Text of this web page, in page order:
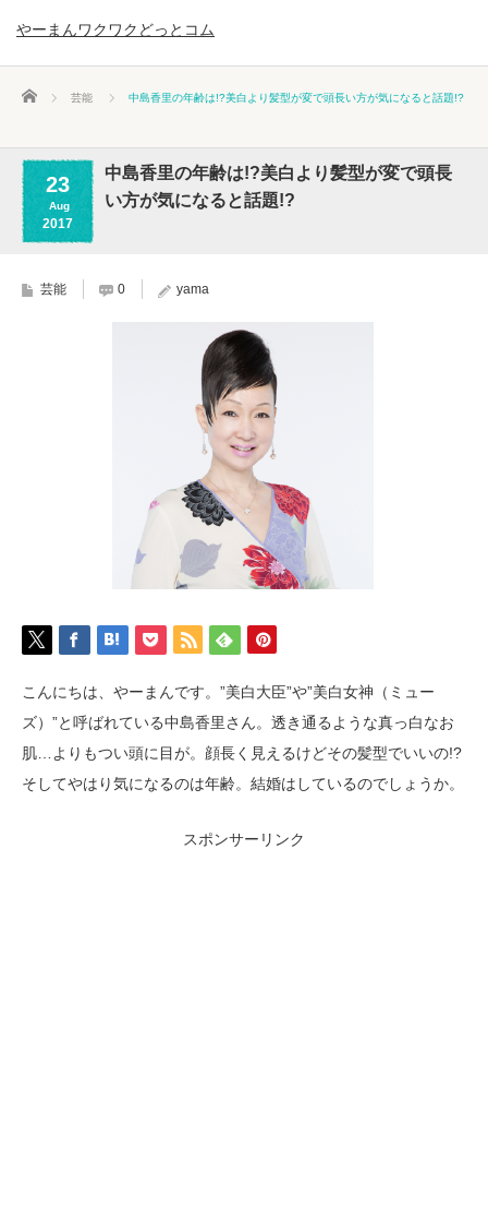
やーまんワクワクどっとコム
ホーム 芸能 中島香里の年齢は!?美白より髪型が変で頭長い方が気になると話題!?
23
Aug
2017
中島香里の年齢は!?美白より髪型が変で頭長
い方が気になると話題!?
芸能 0 yama
こんにちは、やーまんです。”美白大臣”や”美白女神（ミュー
ズ）”と呼ばれている中島香里さん。透き通るような真っ白なお
肌…よりもつい頭に目が。顔長く見えるけどその髪型でいいの!?
そしてやはり気になるのは年齢。結婚はしているのでしょうか。
スポンサーリンク